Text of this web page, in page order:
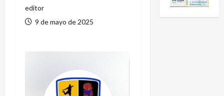
editor
9 de mayo de 2025